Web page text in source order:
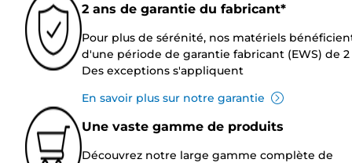
2 ans de garantie du fabricant*
Pour plus de sérénité, nos matériels
d'une période de garantie fabricant (EWS) de 2
Des exceptions s'appliquent
En savoir plus sur notre garantie
Une vaste gamme de produits
Découvrez notre large gamme complète de